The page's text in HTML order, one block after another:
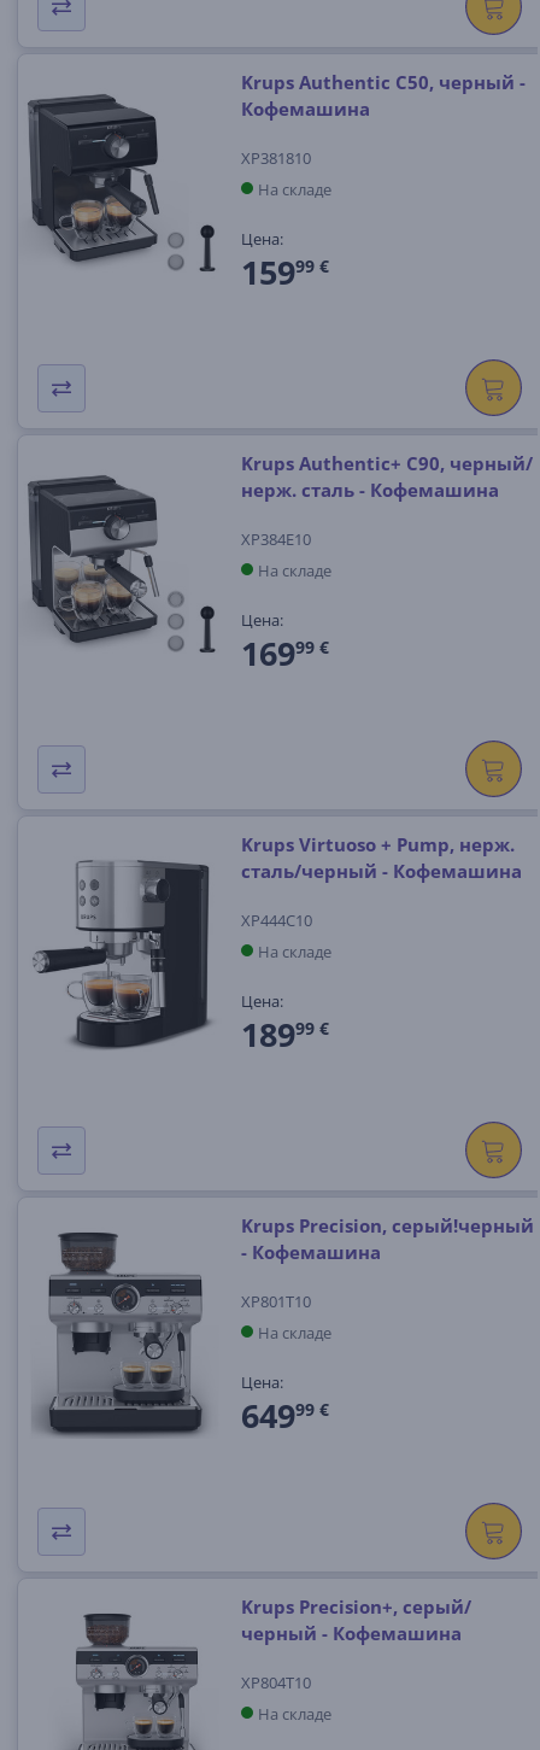
Krups Authentic C50, черный -
Кофемашина
XP381810
На складе
Цена:
15999 €
Krups Authentic+ C90, черный/
нерж. сталь - Кофемашина
XP384E10
На складе
Цена:
16999 €
Krups Virtuoso + Pump, нерж.
сталь/черный - Кофемашина
XP444C10
На складе
Цена:
18999 €
Krups Precision, серый!черный
- Кофемашина
XP801T10
На складе
Цена:
64999 €
Krups Precision+, серый/
черный - Кофемашина
XP804T10
На складе